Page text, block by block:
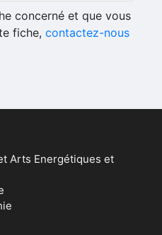
concerné et que vous
fiche, contactez-nous
Arts Energétiques et